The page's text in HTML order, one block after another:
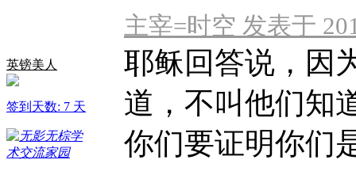
英镑美人
签到天数: 7 天
主宰=时空 发表于
耶稣回答说，因
道，不叫他们
你们要证明你们